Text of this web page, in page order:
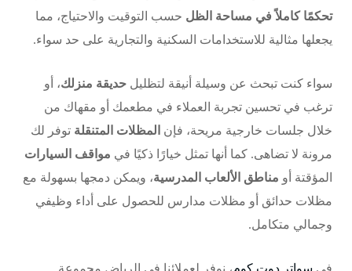
تحكمًا كاملاً في مساحة الظل حسب التوقيت والاحتياج، مما
يجعلها مثالية للاستخدامات السكنية والتجارية على حد سواء.
سواء كنت تبحث عن وسيلة أنيقة لتظليل حديقة منزلك، أو
ترغب في تحسين تجربة العملاء في مطعمك أو مقهاك من
خلال جلسات خارجية مريحة، فإن المظلات المتنقلة توفر لك
مرونة لا تضاهى. كما أنها تمثل خيارًا ذكيًا في مواقف السيارات
المؤقتة أو مناطق الألعاب المدرسية، ويمكن دمجها بسهولة مع
مظلات حدائق أو مظلات مدارس للحصول على أداء وظيفي
وجمالي متكامل.
في سواتر دوت كوم، نوفر لعملائنا في الرياض مجموعة